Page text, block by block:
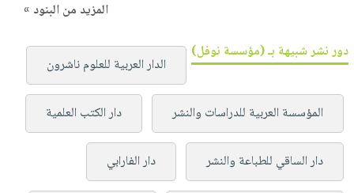
المزيد من البنود »
دور نشر شبيهة بـ (مؤسسة نوفل)
الدار العربية للعلوم ناشرون
المؤسسة العربية للدراسات والنشر دار الكتب العلمية
دار الساقي للطباعة والنشر دار الفارابي